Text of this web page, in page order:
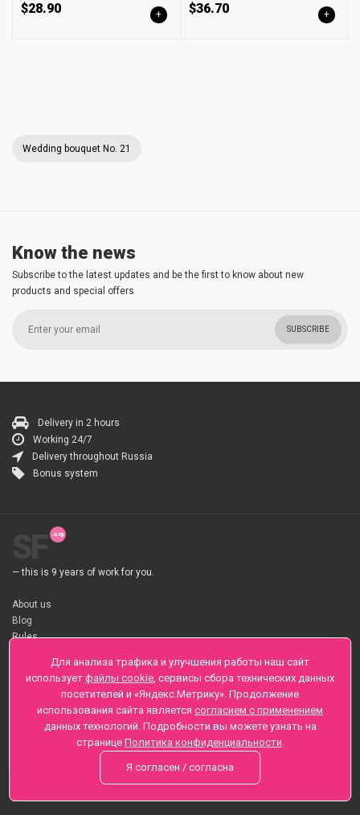
$28.90 + $36.70 +
Wedding bouquet No. 21
Know the news
Subscribe to the latest updates and be the first to know about new
products and special offers
SUBSCRIBE
Delivery in 2 hours
Working 24/7
Delivery throughout Russia
Bonus system
— this is 9 years of work for you.
About us
Blog
Rules
About flower Delivery
Payment
Telegramm
Sankt-Peterburg, Zaozernaya 6
+7 (812) 425-01-16
Questions? Call 24 hours
Для анализа трафика и улучшения работы наш сайт
использует файлы cookie, сервисы сбора технических данных
посетителей и «Яндекс.Метрику». Продолжение
использования сайта является согласием с применением
данных технологий. Подробности вы можете узнать на
странице Политика конфиденциальности.
Я согласен / согласна